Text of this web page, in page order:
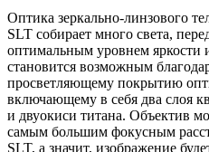
Оптика зеркально-линзового
SLT собирает много света,
оптимальным уровнем яркости
становится возможным
просветляющему покрытию
включающему в себя два слоя
и двуокиси титана. Объектив
самым большим фокусным
SLT, а значит, изображение